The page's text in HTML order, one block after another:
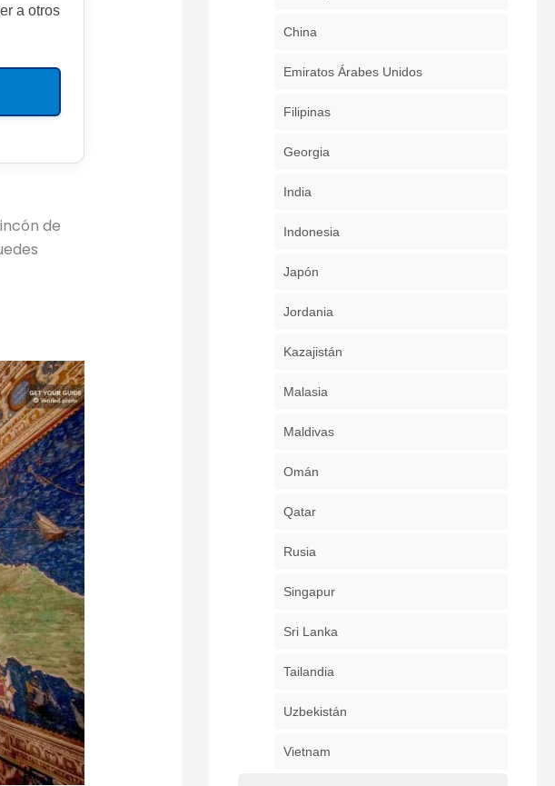
a otros
de
China
Emiratos Árabes Unidos
Filipinas
Georgia
India
Indonesia
Japón
Jordania
Kazajistán
Malasia
Maldivas
Omán
Qatar
Rusia
Singapur
Sri Lanka
Tailandia
Uzbekistán
Vietnam